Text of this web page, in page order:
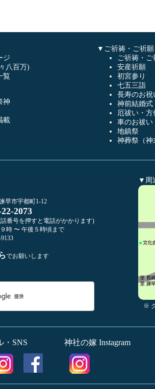
ジ
八百万)
覧
神
載
▼ご祈祷・ご祈願
ご祈祷・ご
安産祈願
初宮参り
七五三詣
長寿のお祝
神前結婚式
厄祓い・方
車のお祓い
地鎮祭
神葬祭（神
早市宇都町1-12
2073
番号を押すと電話がかかります)
時 〜 午後５時頃まで
でお願いします
▼周
※
・SNS 神社の嫁 Instagram